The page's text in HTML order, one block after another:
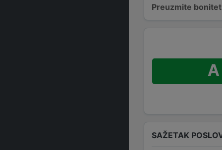
Preuzmite
A
SAŽETAK